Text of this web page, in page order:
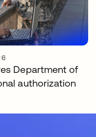
Department of
authorization